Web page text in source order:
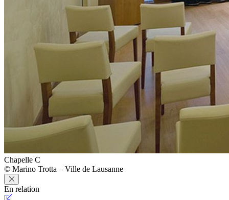
Chapelle C
© Marino Trotta – Ville de Lausanne
En relation